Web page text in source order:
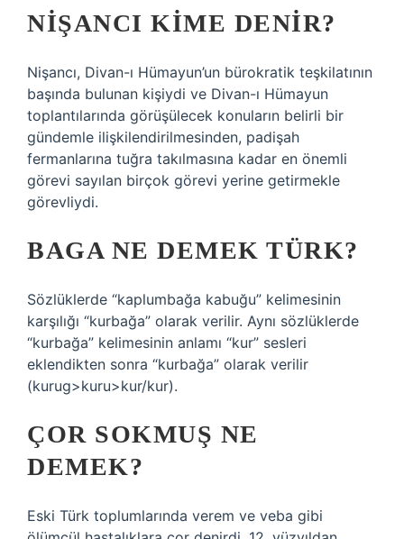
NIŞANCI KIME DENIR?
Nişancı, Divan-ı Hümayun’un bürokratik teşkilatının
başında bulunan kişiydi ve Divan-ı Hümayun
toplantılarında görüşülecek konuların belirli bir
gündemle ilişkilendirilmesinden, padişah
fermanlarına tuğra takılmasına kadar en önemli
görevi sayılan birçok görevi yerine getirmekle
görevliydi.
BAGA NE DEMEK TÜRK?
Sözlüklerde “kaplumbağa kabuğu” kelimesinin
karşılığı “kurbağa” olarak verilir. Aynı sözlüklerde
“kurbağa” kelimesinin anlamı “kur” sesleri
eklendikten sonra “kurbağa” olarak verilir
(kurug>kuru>kur/kur).
ÇOR SOKMUŞ NE
DEMEK?
Eski Türk toplumlarında verem ve veba gibi